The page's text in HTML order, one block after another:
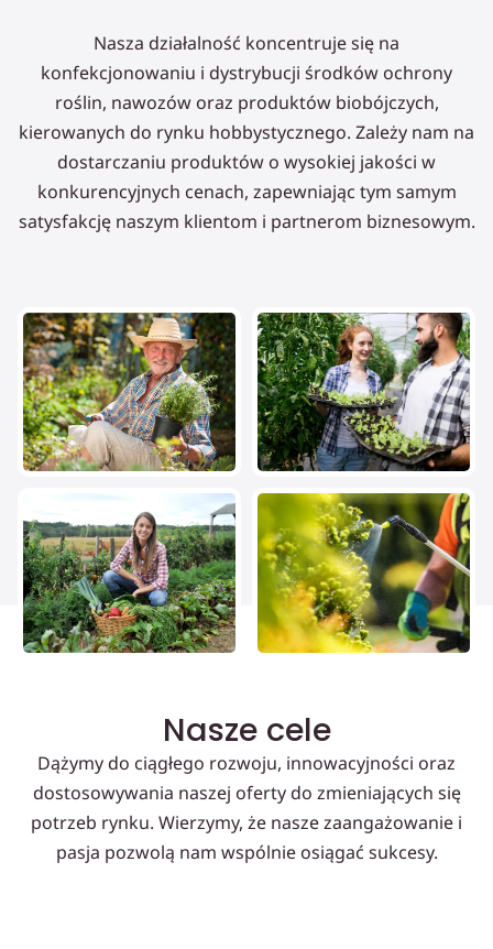
Nasza działalność koncentruje się na
konfekcjonowaniu i dystrybucji środków ochrony
roślin, nawozów oraz produktów biobójczych,
kierowanych do rynku hobbystycznego. Zależy nam na
dostarczaniu produktów o wysokiej jakości w
konkurencyjnych cenach, zapewniając tym samym
satysfakcję naszym klientom i partnerom biznesowym.
Nasze cele
Dążymy do ciągłego rozwoju, innowacyjności oraz
dostosowywania naszej oferty do zmieniających się
potrzeb rynku. Wierzymy, że nasze zaangażowanie i
pasja pozwolą nam wspólnie osiągać sukcesy.